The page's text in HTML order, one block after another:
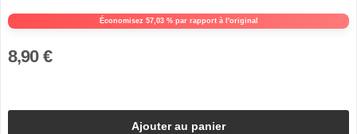
Économisez 57,03 % par rapport à l'original
8,90 €
Ajouter au panier